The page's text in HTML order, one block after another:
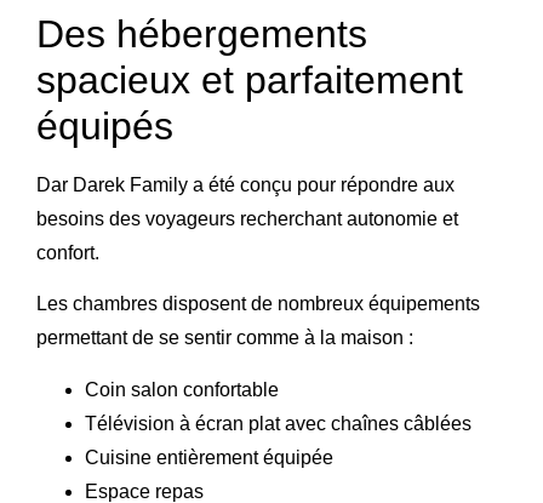
Des hébergements
spacieux et parfaitement
équipés
Dar Darek Family a été conçu pour répondre aux
besoins des voyageurs recherchant autonomie et
confort.
Les chambres disposent de nombreux équipements
permettant de se sentir comme à la maison :
Coin salon confortable
Télévision à écran plat avec chaînes câblées
Cuisine entièrement équipée
Espace repas